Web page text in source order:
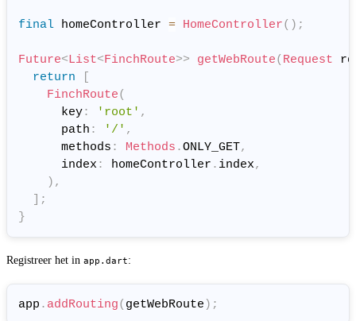
final homeController = HomeController( ) ;
Future<List<FinchRoute>> getWebRoute( Request rq
return
[
FinchRoute(
      key
: 'root' ,
      path
: '/' ,
      methods
: Methods .ONLY_GET,
      index
: homeController . index,
) ,
] ;
}
Registreer het in app.dart:
app . addRouting( getWebRoute ) ;